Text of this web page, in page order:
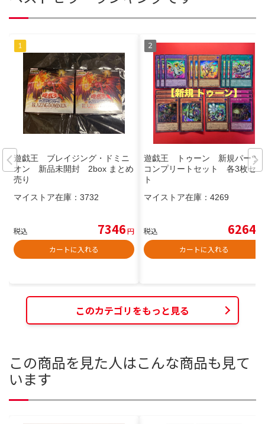
遊戯王 ブレイジング・ドミニ
オン 新品未開封 2box まとめ
売り
マイストア在庫： 3732
税込 7346円
カートに入れる
遊戯王 トゥーン 新規パーツ
コンプリートセット 各3枚セッ
ト
マイストア在庫： 4269
税込 6264
カートに入れる
このカテゴリをもっと見る
この商品を見た人はこんな商品も見て
います